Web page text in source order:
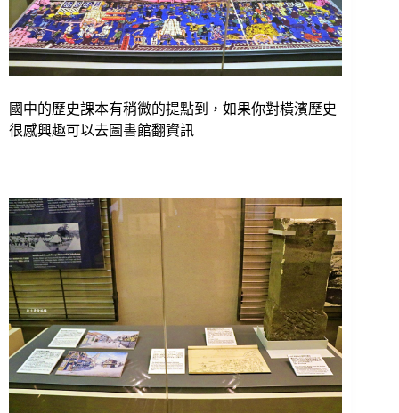
國中的歷史課本有稍微的提點到，如果你對橫濱歷史
很感興趣可以去圖書館翻資訊